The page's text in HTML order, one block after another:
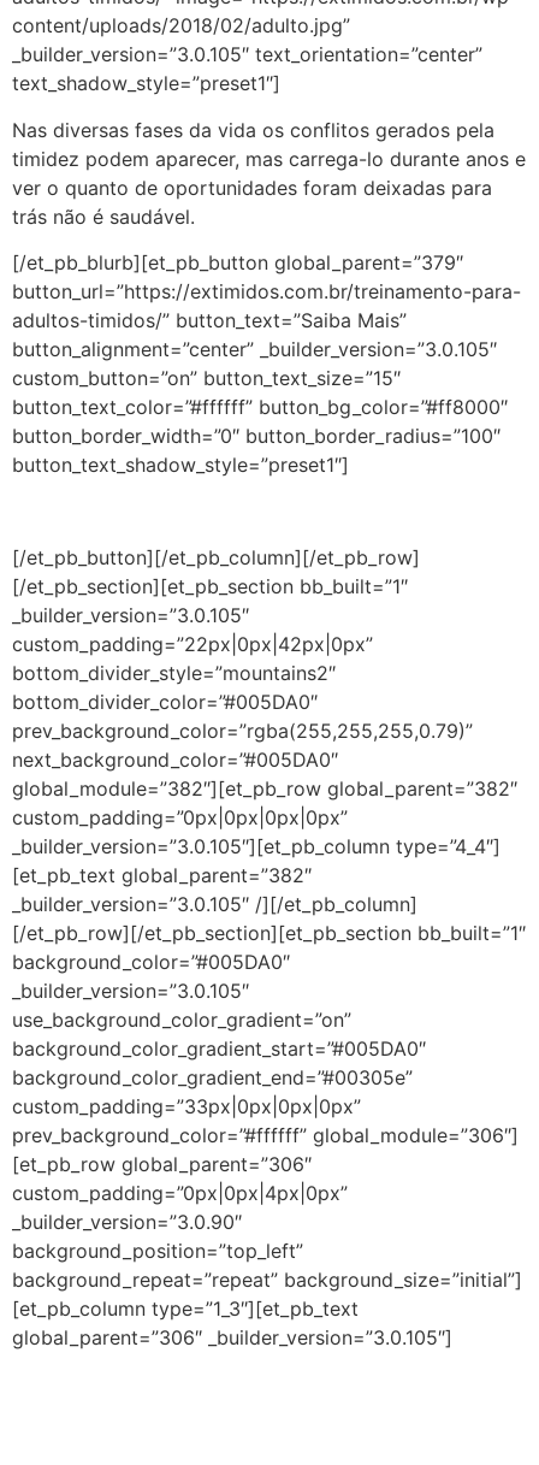
content/uploads/2018/02/adulto.jpg”
_builder_version=”3.0.105″ text_orientation=”center”
text_shadow_style=”preset1″]
Nas diversas fases da vida os conflitos gerados pela
timidez podem aparecer, mas carrega-lo durante anos e
ver o quanto de oportunidades foram deixadas para
trás não é saudável.
[/et_pb_blurb][et_pb_button global_parent=”379″
button_url=”https://extimidos.com.br/treinamento-para-
adultos-timidos/” button_text=”Saiba Mais”
button_alignment=”center” _builder_version=”3.0.105″
custom_button=”on” button_text_size=”15″
button_text_color=”#ffffff” button_bg_color=”#ff8000″
button_border_width=”0″ button_border_radius=”100″
button_text_shadow_style=”preset1″]
[/et_pb_button][/et_pb_column][/et_pb_row]
[/et_pb_section][et_pb_section bb_built=”1″
_builder_version=”3.0.105″
custom_padding=”22px|0px|42px|0px”
bottom_divider_style=”mountains2″
bottom_divider_color=”#005DA0″
prev_background_color=”rgba(255,255,255,0.79)”
next_background_color=”#005DA0″
global_module=”382″][et_pb_row global_parent=”382″
custom_padding=”0px|0px|0px|0px”
_builder_version=”3.0.105″][et_pb_column type=”4_4″]
[et_pb_text global_parent=”382″
_builder_version=”3.0.105″ /][/et_pb_column]
[/et_pb_row][/et_pb_section][et_pb_section bb_built=”1″
background_color=”#005DA0″
_builder_version=”3.0.105″
use_background_color_gradient=”on”
background_color_gradient_start=”#005DA0″
background_color_gradient_end=”#00305e”
custom_padding=”33px|0px|0px|0px”
prev_background_color=”#ffffff” global_module=”306″]
[et_pb_row global_parent=”306″
custom_padding=”0px|0px|4px|0px”
_builder_version=”3.0.90″
background_position=”top_left”
background_repeat=”repeat” background_size=”initial”]
[et_pb_column type=”1_3″][et_pb_text
global_parent=”306″ _builder_version=”3.0.105″]